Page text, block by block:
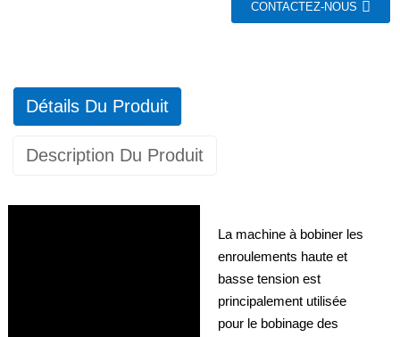
CONTACTEZ-NOUS
Détails Du Produit
Description Du Produit
La machine à bobiner les
enroulements haute et
basse tension est
principalement utilisée
pour le bobinage des